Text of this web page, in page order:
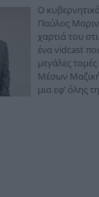
Ο
Παύλος
χαρτιά του
ένα vidcast
μεγάλες
Μέσων
μια εφ’ όλης